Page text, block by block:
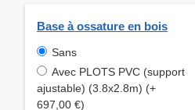
Base à ossature en bois
Sans
Avec PLOTS PVC (support
ajustable) (3.8x2.8m) (+
697,00 €)